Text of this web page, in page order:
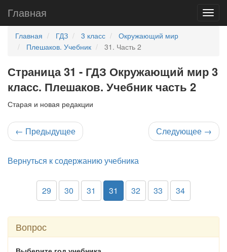
Главная
Главная ГДЗ 3 класс
Окружающий мир
Плешаков. Учебник
31. Часть 2
Страница 31 - ГДЗ Окружающий мир 3
класс. Плешаков. Учебник часть 2
Старая и новая редакции
← Предыдущее Следующее →
Вернуться к содержанию учебника
29 30 31 31 32 33 34
Вопрос